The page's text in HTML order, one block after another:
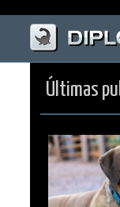
Últimas